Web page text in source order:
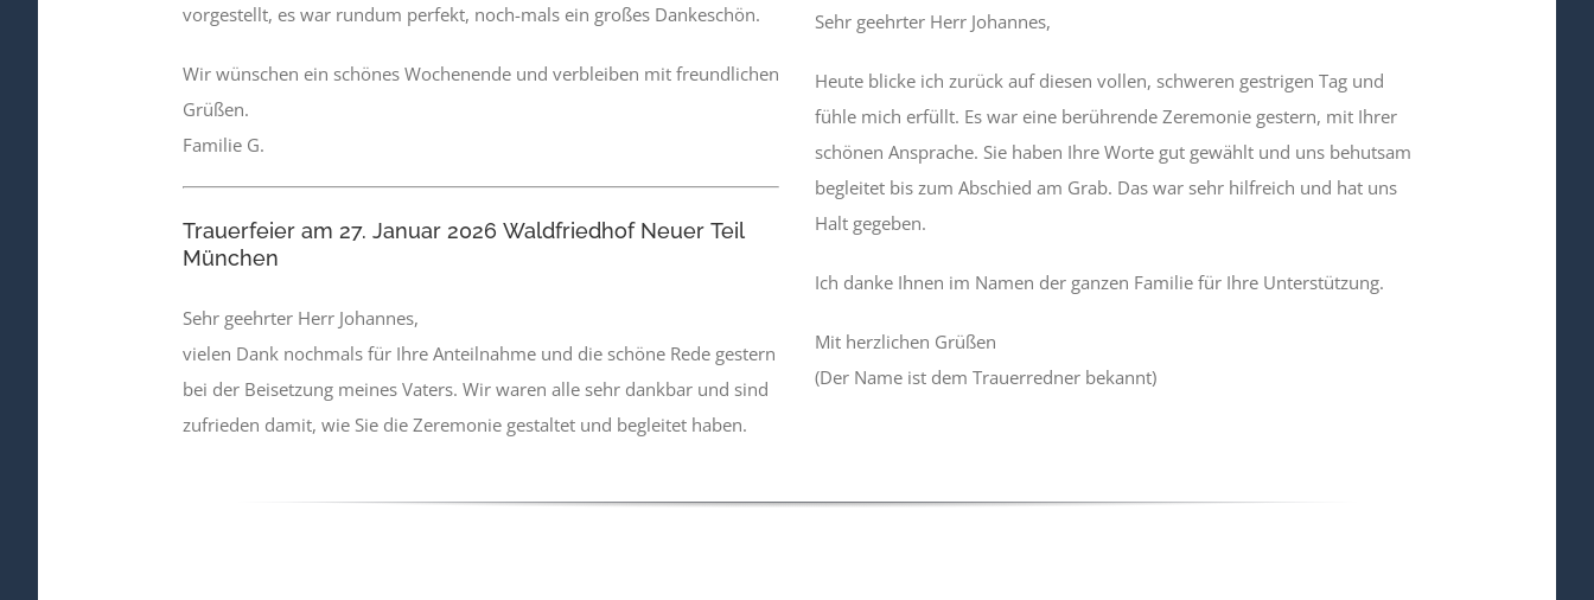
vorgestellt, es war rundum perfekt, noch-mals ein großes Dankeschön.
Wir wünschen ein schönes Wochenende und verbleiben mit freundlichen
Grüßen.
Familie G.
Trauerfeier am 27. Januar 2026 Waldfriedhof Neuer Teil
München
Sehr geehrter Herr Johannes,
vielen Dank nochmals für Ihre Anteilnahme und die schöne Rede gestern
bei der Beisetzung meines Vaters. Wir waren alle sehr dankbar und sind
zufrieden damit, wie Sie die Zeremonie gestaltet und begleitet haben.
Sehr geehrter Herr Johannes,
Heute blicke ich zurück auf diesen vollen, schweren gestrigen Tag und
fühle mich erfüllt. Es war eine berührende Zeremonie gestern, mit Ihrer
schönen Ansprache. Sie haben Ihre Worte gut gewählt und uns behutsam
begleitet bis zum Abschied am Grab. Das war sehr hilfreich und hat uns
Halt gegeben.
Ich danke Ihnen im Namen der ganzen Familie für Ihre Unterstützung.
Mit herzlichen Grüßen
(Der Name ist dem Trauerredner bekannt)